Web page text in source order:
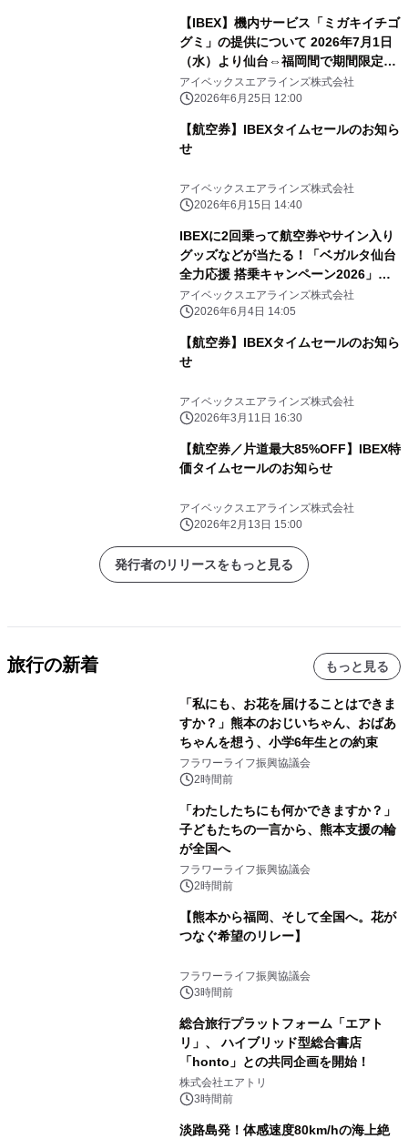
【IBEX】機内サービス「ミガキイチゴ
グミ」の提供について 2026年7月1日
（水）より仙台⇔福岡間で期間限定配
布スタート！
アイベックスエアラインズ株式会社
2026年6月25日 12:00
【航空券】IBEXタイムセールのお知ら
せ
アイベックスエアラインズ株式会社
2026年6月15日 14:40
IBEXに2回乗って航空券やサイン入り
グッズなどが当たる！「ベガルタ仙台
全力応援 搭乗キャンペーン2026」実
施について
アイベックスエアラインズ株式会社
2026年6月4日 14:05
【航空券】IBEXタイムセールのお知ら
せ
アイベックスエアラインズ株式会社
2026年3月11日 16:30
【航空券／片道最大85%OFF】IBEX特
価タイムセールのお知らせ
アイベックスエアラインズ株式会社
2026年2月13日 15:00
発行者のリリースをもっと見る
旅行の新着 もっと見る
「私にも、お花を届けることはできま
すか？」熊本のおじいちゃん、おばあ
ちゃんを想う、小学6年生との約束
フラワーライフ振興協議会
2時間前
「わたしたちにも何かできますか？」
子どもたちの一言から、熊本支援の輪
が全国へ
フラワーライフ振興協議会
2時間前
【熊本から福岡、そして全国へ。花が
つなぐ希望のリレー】
フラワーライフ振興協議会
3時間前
総合旅行プラットフォーム「エアト
リ」、 ハイブリッド型総合書店
「honto」との共同企画を開始！
株式会社エアトリ
3時間前
淡路島発！体感速度80km/hの海上絶